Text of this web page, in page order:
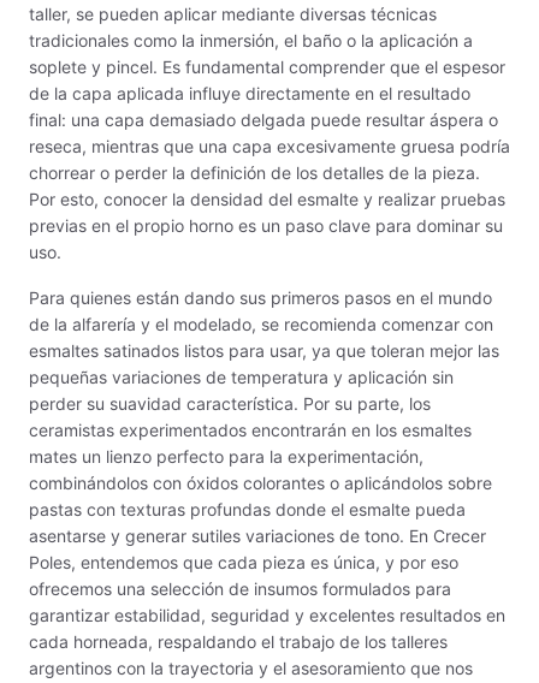
MAYCO E & E CHUNKIES
MAYCO ENGOBE
MAYCO FIRED PRODUCTS ACCESSORI
MAYCO FOUNDATIONS MATTE
MAYCO FOUNDATIONS OPAQUE
MAYCO FOUNDATIONS SHEER
MAYCO FUNDAMENTALS UNDERGLAZES
MAYCO JUNGLE GEMS
MAYCO MAGIC METALLICS
MAYCO NON FIRED COLOR
MAYCO NON FIRED PRODUCT ACCESSO
MAYCO POTTERY CASCADES
MAYCO RAKU GLAZES
taller, se pueden aplicar mediante diversas técnicas
tradicionales como la inmersión, el baño o la aplicación a
soplete y pincel. Es fundamental comprender que el espesor
de la capa aplicada influye directamente en el resultado
final: una capa demasiado delgada puede resultar áspera o
reseca, mientras que una capa excesivamente gruesa podría
chorrear o perder la definición de los detalles de la pieza.
Por esto, conocer la densidad del esmalte y realizar pruebas
previas en el propio horno es un paso clave para dominar su
uso.
Para quienes están dando sus primeros pasos en el mundo
de la alfarería y el modelado, se recomienda comenzar con
esmaltes satinados listos para usar, ya que toleran mejor las
pequeñas variaciones de temperatura y aplicación sin
perder su suavidad característica. Por su parte, los
ceramistas experimentados encontrarán en los esmaltes
mates un lienzo perfecto para la experimentación,
combinándolos con óxidos colorantes o aplicándolos sobre
pastas con texturas profundas donde el esmalte pueda
asentarse y generar sutiles variaciones de tono. En Crecer
Poles, entendemos que cada pieza es única, y por eso
ofrecemos una selección de insumos formulados para
garantizar estabilidad, seguridad y excelentes resultados en
cada horneada, respaldando el trabajo de los talleres
argentinos con la trayectoria y el asesoramiento que nos